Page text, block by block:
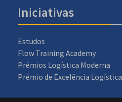
Iniciativas
Estudos
Flow Training Academy
Prémios Logística Moderna
Prémio de Excelência Logística